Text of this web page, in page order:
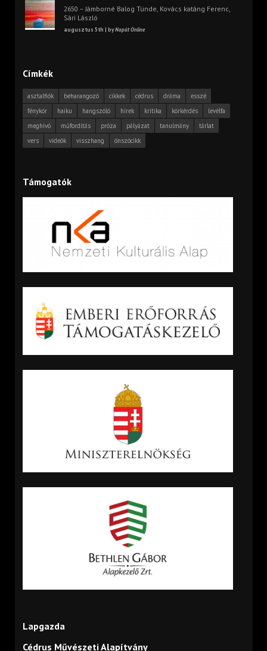
2650 – Jámborné Balog Tünde, Kovács katáng Ferenc,
Sári László
augusztus 5th | byNapút Online
Címkék
asztalfiók beharangozó cikkek cédrus dráma
esszé
fénykör
haiku hangszóló hírek kritika körkérdés
levélfa
meghívó
műfordítás próza pályázat tanulmány
tárlat
vers
videók visszhang önszócikk
Támogatók
Lapgazda
Cédrus Művészeti Alapítvány